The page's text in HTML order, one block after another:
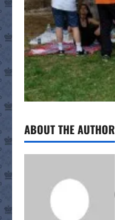
ABOUT THE AUTHOR